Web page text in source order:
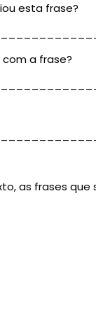
esta frase?
a frase?
as frases que